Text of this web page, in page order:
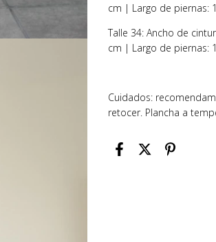
cm | Largo de piernas:
Talle 34: Ancho de
cm | Largo de piernas:
Cuidados:
retocer. Plancha a